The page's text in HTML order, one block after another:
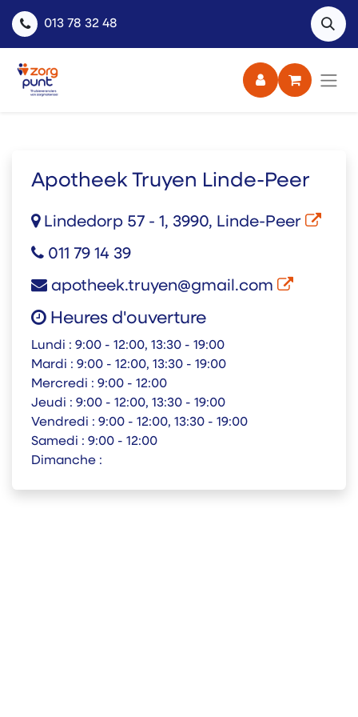
013 78 32 48
Apotheek Truyen Linde-Peer
Lindedorp 57 - 1, 3990, Linde-Peer
011 79 14 39
apotheek.truyen@gmail.com
Heures d'ouverture
Lundi : 9:00 - 12:00, 13:30 - 19:00
Mardi : 9:00 - 12:00, 13:30 - 19:00
Mercredi : 9:00 - 12:00
Jeudi : 9:00 - 12:00, 13:30 - 19:00
Vendredi : 9:00 - 12:00, 13:30 - 19:00
Samedi : 9:00 - 12:00
Dimanche :